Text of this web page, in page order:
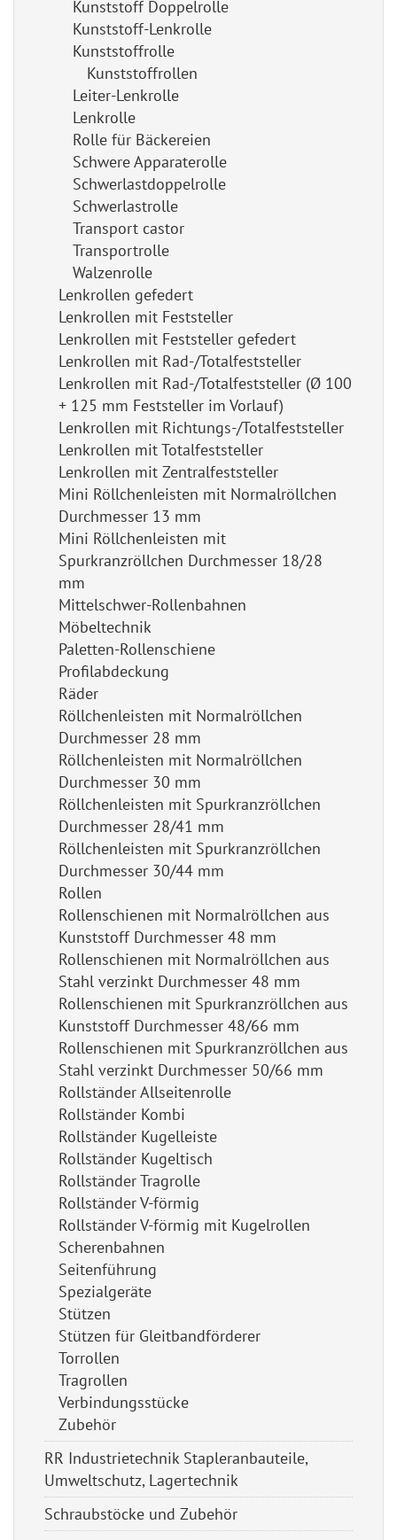
Kunststoff Doppelrolle
Kunststoff-Lenkrolle
Kunststoffrolle
Kunststoffrollen
Leiter-Lenkrolle
Lenkrolle
Rolle für Bäckereien
Schwere Apparaterolle
Schwerlastdoppelrolle
Schwerlastrolle
Transport castor
Transportrolle
Walzenrolle
Lenkrollen gefedert
Lenkrollen mit Feststeller
Lenkrollen mit Feststeller gefedert
Lenkrollen mit Rad-/Totalfeststeller
Lenkrollen mit Rad-/Totalfeststeller (Ø 100
+ 125 mm Feststeller im Vorlauf)
Lenkrollen mit Richtungs-/Totalfeststeller
Lenkrollen mit Totalfeststeller
Lenkrollen mit Zentralfeststeller
Mini Röllchenleisten mit Normalröllchen
Durchmesser 13 mm
Mini Röllchenleisten mit
Spurkranzröllchen Durchmesser 18/28
mm
Mittelschwer-Rollenbahnen
Möbeltechnik
Paletten-Rollenschiene
Profilabdeckung
Räder
Röllchenleisten mit Normalröllchen
Durchmesser 28 mm
Röllchenleisten mit Normalröllchen
Durchmesser 30 mm
Röllchenleisten mit Spurkranzröllchen
Durchmesser 28/41 mm
Röllchenleisten mit Spurkranzröllchen
Durchmesser 30/44 mm
Rollen
Rollenschienen mit Normalröllchen aus
Kunststoff Durchmesser 48 mm
Rollenschienen mit Normalröllchen aus
Stahl verzinkt Durchmesser 48 mm
Rollenschienen mit Spurkranzröllchen aus
Kunststoff Durchmesser 48/66 mm
Rollenschienen mit Spurkranzröllchen aus
Stahl verzinkt Durchmesser 50/66 mm
Rollständer Allseitenrolle
Rollständer Kombi
Rollständer Kugelleiste
Rollständer Kugeltisch
Rollständer Tragrolle
Rollständer V-förmig
Rollständer V-förmig mit Kugelrollen
Scherenbahnen
Seitenführung
Spezialgeräte
Stützen
Stützen für Gleitbandförderer
Torrollen
Tragrollen
Verbindungsstücke
Zubehör
RR Industrietechnik Stapleranbauteile,
Umweltschutz, Lagertechnik
Schraubstöcke und Zubehör